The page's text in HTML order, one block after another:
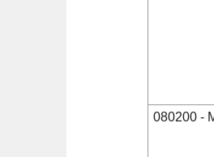
080200 -